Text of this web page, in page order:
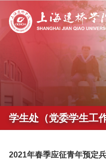
学生处（党委学生工
2021年春季应征青年预定